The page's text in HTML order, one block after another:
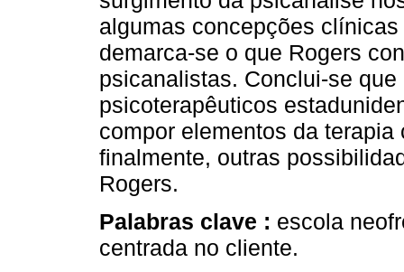
algumas concepções
demarca-se o que Rogers
psicanalistas. Conclui-se
psicoterapêuticos
compor elementos da
finalmente, outras
Rogers.
Palabras clave : escola
centrada no cliente.